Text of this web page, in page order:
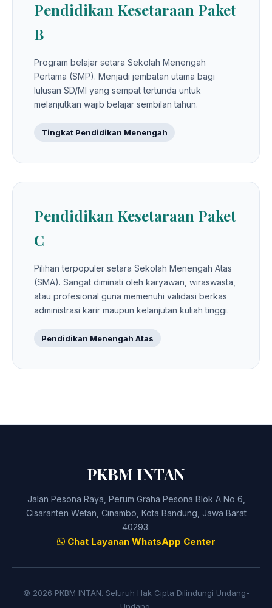
Pendidikan Kesetaraan Paket
B
Program belajar setara Sekolah Menengah
Pertama (SMP). Menjadi jembatan utama bagi
lulusan SD/MI yang sempat tertunda untuk
melanjutkan wajib belajar sembilan tahun.
Tingkat Pendidikan Menengah
Pendidikan Kesetaraan Paket
C
Pilihan terpopuler setara Sekolah Menengah Atas
(SMA). Sangat diminati oleh karyawan, wiraswasta,
atau profesional guna memenuhi validasi berkas
administrasi karir maupun kelanjutan kuliah tinggi.
Pendidikan Menengah Atas
PKBM INTAN
Jalan Pesona Raya, Perum Graha Pesona Blok A No 6,
Cisaranten Wetan, Cinambo, Kota Bandung, Jawa Barat
40293.
Chat Layanan WhatsApp Center
© 2026 PKBM INTAN. Seluruh Hak Cipta Dilindungi Undang-
Undang.